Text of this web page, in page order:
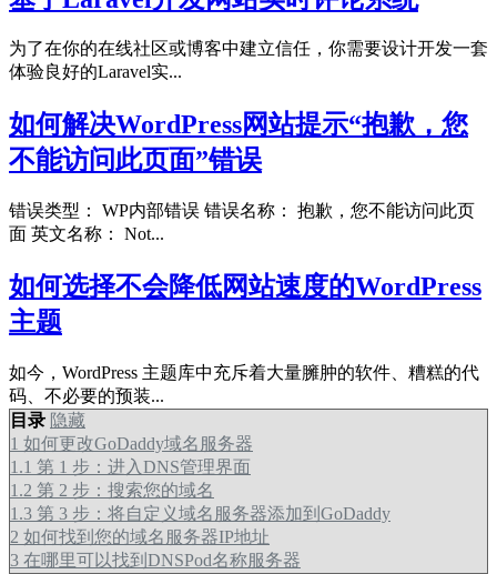
为了在你的在线社区或博客中建立信任，你需要设计开发一套
体验良好的Laravel实...
如何解决WordPress网站提示“抱歉，您
不能访问此页面”错误
错误类型： WP内部错误 错误名称： 抱歉，您不能访问此页
面 英文名称： Not...
如何选择不会降低网站速度的WordPress
主题
如今，WordPress 主题库中充斥着大量臃肿的软件、糟糕的代
码、不必要的预装...
目录 隐藏
1 如何更改GoDaddy域名服务器
1.1 第 1 步：进入DNS管理界面
1.2 第 2 步：搜索您的域名
1.3 第 3 步：将自定义域名服务器添加到GoDaddy
2 如何找到您的域名服务器IP地址
3 在哪里可以找到DNSPod名称服务器